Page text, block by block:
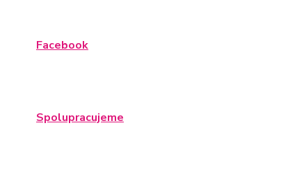
Facebook
Spolupracujeme